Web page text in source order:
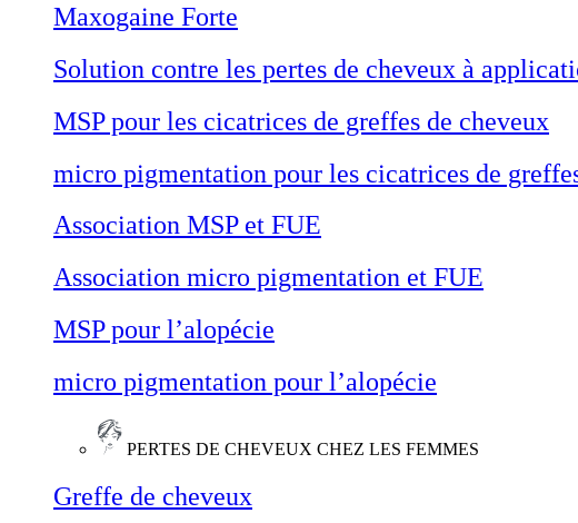
Maxogaine Forte
Solution contre les pertes de cheveux à
MSP pour les cicatrices de greffes de cheveux
micro pigmentation pour les cicatrices de
Association MSP et FUE
Association micro pigmentation et FUE
MSP pour l’alopécie
micro pigmentation pour l’alopécie
PERTES DE CHEVEUX CHEZ LES FEMMES
Greffe de cheveux